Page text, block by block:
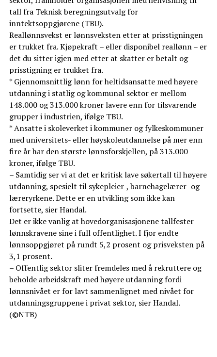
tall fra Teknisk beregningsutvalg for
inntektsoppgjørene (TBU).
Reallønnsvekst er lønnsveksten etter at prisstigningen
er trukket fra. Kjøpekraft – eller disponibel reallønn – er
det du sitter igjen med etter at skatter er betalt og
prisstigning er trukket fra.
* Gjennomsnittlig lønn for heltidsansatte med høyere
utdanning i statlig og kommunal sektor er mellom
148.000 og 313.000 kroner lavere enn for tilsvarende
grupper i industrien, ifølge TBU.
* Ansatte i skoleverket i kommuner og fylkeskommuner
med universitets- eller høyskoleutdannelse på mer enn
fire år har den største lønnsforskjellen, på 313.000
kroner, ifølge TBU.
– Samtidig ser vi at det er kritisk lave søkertall til høyere
utdanning, spesielt til sykepleier-, barnehagelærer- og
læreryrkene. Dette er en utvikling som ikke kan
fortsette, sier Handal.
Det er ikke vanlig at hovedorganisasjonene tallfester
lønnskravene sine i full offentlighet. I fjor endte
lønnsoppgjøret på rundt 5,2 prosent og prisveksten på
3,1 prosent.
– Offentlig sektor sliter fremdeles med å rekruttere og
beholde arbeidskraft med høyere utdanning fordi
lønnsnivået er for lavt sammenlignet med nivået for
utdanningsgruppene i privat sektor, sier Handal.
(©NTB)